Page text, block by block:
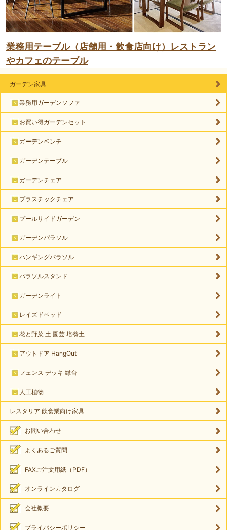
業務用テーブル（店舗用・飲食店向け）レストラン
やカフェのテーブル
ガーデン家具
業務用ガーデンソファ
お買い得ガーデンセット
ガーデンベンチ
ガーデンテーブル
ガーデンチェア
プラスチックチェア
プールサイドガーデン
ガーデンパラソル
ハンギングパラソル
パラソルスタンド
ガーデンライト
レイズドベッド
花と野菜 土 園芸 培養土
アウトドア HangOut
フェンス デッキ 縁台
人工植物
レスタリア 飲食業向け家具
お問い合わせ
よくあるご質問
FAXご注文用紙（PDF）
オンラインカタログ
会社概要
プライバシーポリシー